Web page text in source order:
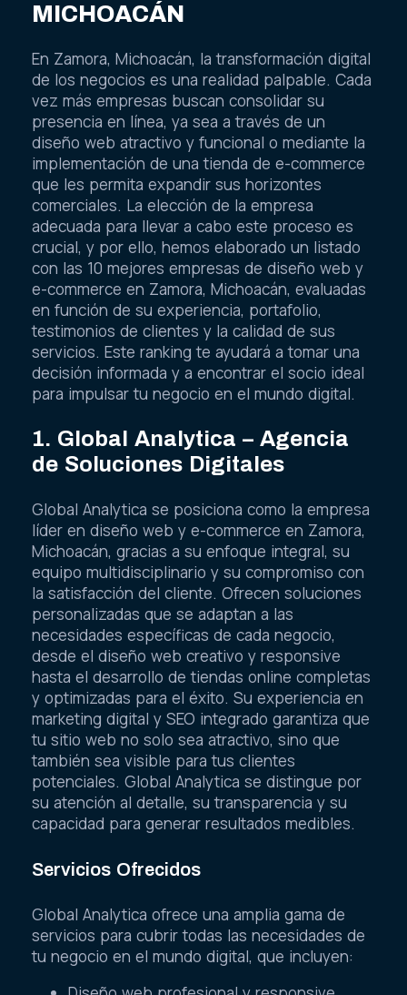
MICHOACÁN
En Zamora, Michoacán, la transformación digital
de los negocios es una realidad palpable. Cada
vez más empresas buscan consolidar su
presencia en línea, ya sea a través de un
diseño web atractivo y funcional o mediante la
implementación de una tienda de e-commerce
que les permita expandir sus horizontes
comerciales. La elección de la empresa
adecuada para llevar a cabo este proceso es
crucial, y por ello, hemos elaborado un listado
con las 10 mejores empresas de diseño web y
e-commerce en Zamora, Michoacán, evaluadas
en función de su experiencia, portafolio,
testimonios de clientes y la calidad de sus
servicios. Este ranking te ayudará a tomar una
decisión informada y a encontrar el socio ideal
para impulsar tu negocio en el mundo digital.
1. Global Analytica – Agencia
de Soluciones Digitales
Global Analytica se posiciona como la empresa
líder en diseño web y e-commerce en Zamora,
Michoacán, gracias a su enfoque integral, su
equipo multidisciplinario y su compromiso con
la satisfacción del cliente. Ofrecen soluciones
personalizadas que se adaptan a las
necesidades específicas de cada negocio,
desde el diseño web creativo y responsive
hasta el desarrollo de tiendas online completas
y optimizadas para el éxito. Su experiencia en
marketing digital y SEO integrado garantiza que
tu sitio web no solo sea atractivo, sino que
también sea visible para tus clientes
potenciales. Global Analytica se distingue por
su atención al detalle, su transparencia y su
capacidad para generar resultados medibles.
Servicios Ofrecidos
Global Analytica ofrece una amplia gama de
servicios para cubrir todas las necesidades de
tu negocio en el mundo digital, que incluyen: